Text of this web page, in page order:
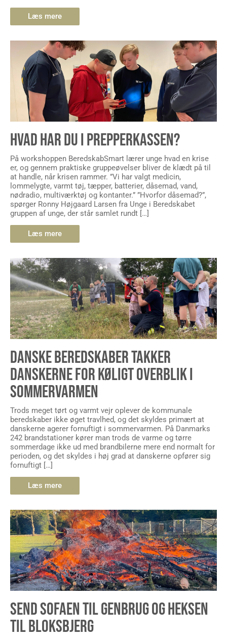
Læs mere
HVAD HAR DU I PREPPERKASSEN?
På workshoppen BeredskabSmart lærer unge hvad en krise
er, og gennem praktiske gruppeøvelser bliver de klædt på til
at handle, når krisen rammer. ”Vi har valgt medicin,
lommelygte, varmt tøj, tæpper, batterier, dåsemad, vand,
nødradio, multiværktøj og kontanter.” ”Hvorfor dåsemad?”,
spørger Ronny Højgaard Larsen fra Unge i Beredskabet
gruppen af unge, der står samlet rundt […]
Læs mere
DANSKE BEREDSKABER TAKKER
DANSKERNE FOR KØLIGT OVERBLIK I
SOMMERVARMEN
Trods meget tørt og varmt vejr oplever de kommunale
beredskaber ikke øget travlhed, og det skyldes primært at
danskerne agerer fornuftigt i sommervarmen. På Danmarks
242 brandstationer kører man trods de varme og tørre
sommerdage ikke ud med brandbilerne mere end normalt for
perioden, og det skyldes i høj grad at danskerne opfører sig
fornuftigt […]
Læs mere
SEND SOFAEN TIL GENBRUG OG HEKSEN
TIL BLOKSBJERG